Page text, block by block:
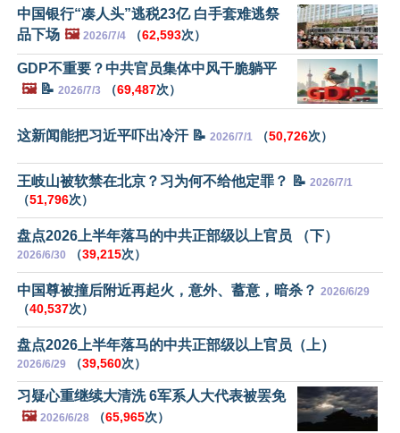
中国银行“凑人头”逃税23亿 白手套难逃祭
品下场 🖼️ 2026/7/4 （62,593次）
GDP不重要？中共官员集体中风干脆躺平
🖼️📝 2026/7/3 （69,487次）
这新闻能把习近平吓出冷汗 📝 2026/7/1 （50,726次）
王岐山被软禁在北京？习为何不给他定罪？ 📝 2026/7/1
（51,796次）
盘点2026上半年落马的中共正部级以上官员 （下）
2026/6/30 （39,215次）
中国尊被撞后附近再起火，意外、蓄意，暗杀？ 2026/6/29
（40,537次）
盘点2026上半年落马的中共正部级以上官员（上）
2026/6/29 （39,560次）
习疑心重继续大清洗 6军系人大代表被罢免
🖼️ 2026/6/28 （65,965次）